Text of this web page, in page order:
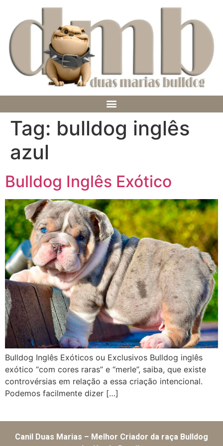
Tag: bulldog inglês
azul
Bulldog Inglês Exótico
Bulldog Inglês Exóticos ou Exclusivos Bulldog inglês
exótico “com cores raras” e “merle”, saiba, que existe
controvérsias em relação a essa criação intencional.
Podemos facilmente dizer […]
Canil Duas Marias – Melhor Criador da raça Bulldog